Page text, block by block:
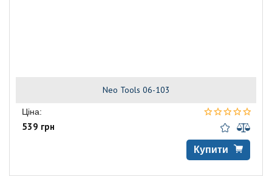
Neo Tools 06-103
Ціна:
539 грн
Купити